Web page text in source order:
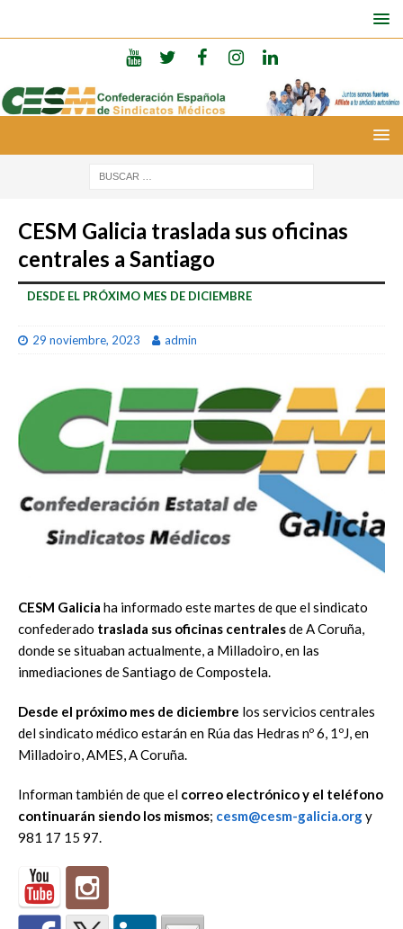
CESM Galicia traslada sus oficinas
centrales a Santiago
DESDE EL PRÓXIMO MES DE DICIEMBRE
29 noviembre, 2023 admin
CESM Galicia ha informado este martes de que el sindicato
confederado traslada sus oficinas centralesde A Coruña,
donde se situaban actualmente, a Milladoiro, en las
inmediaciones de Santiago de Compostela.
Desde el próximo mes de diciembre los servicios centrales
del sindicato médico estarán en Rúa das Hedras nº 6, 1ºJ, en
Milladoiro, AMES, A Coruña.
Informan también de que el correo electrónico y el teléfono
continuarán siendo los mismos; cesm@cesm-galicia.orgy
981 17 15 97.